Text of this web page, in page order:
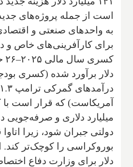
است از جمله پروژه‌های
به واحدهای صنعتی و
برای کارآفرینی‌های خاص و
دلار برآورد شده (کسری
میلیارد دلاری و صرفه‌جویی
دولتی جبران شود، زیرا
دلار برای وزارت دفاع